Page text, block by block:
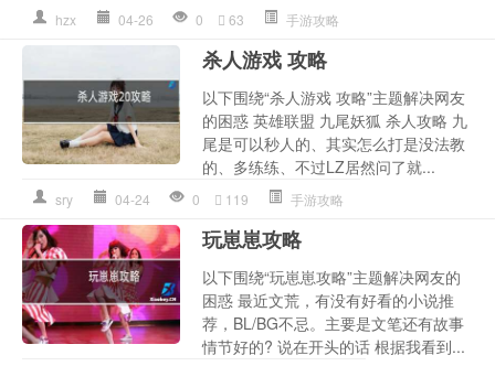
hzx 04-26 0 63 手游攻略
杀人游戏 攻略
以下围绕“杀人游戏 攻略”主题解决网友
的困惑 英雄联盟 九尾妖狐 杀人攻略 九
尾是可以秒人的、其实怎么打是没法教
的、多练练、不过LZ居然问了就...
sry 04-24 0 119 手游攻略
玩崽崽攻略
以下围绕“玩崽崽攻略”主题解决网友的
困惑 最近文荒，有没有好看的小说推
荐，BL/BG不忌。主要是文笔还有故事
情节好的? 说在开头的话 根据我看到...